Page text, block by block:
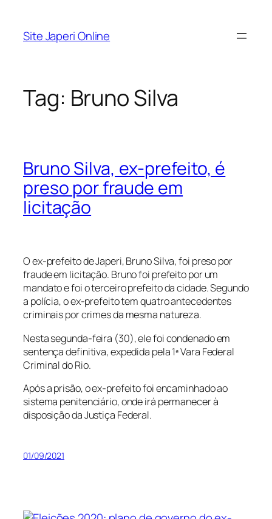
Site Japeri Online
Tag: Bruno Silva
Bruno Silva, ex-prefeito, é
preso por fraude em
licitação
O ex-prefeito de Japeri, Bruno Silva, foi preso por
fraude em licitação. Bruno foi prefeito por um
mandato e foi o terceiro prefeito da cidade. Segundo
a polícia, o ex-prefeito tem quatro antecedentes
criminais por crimes da mesma natureza.
Nesta segunda-feira (30), ele foi condenado em
sentença definitiva, expedida pela 1ª Vara Federal
Criminal do Rio.
Após a prisão, o ex-prefeito foi encaminhado ao
sistema penitenciário, onde irá permanecer à
disposição da Justiça Federal.
01/09/2021